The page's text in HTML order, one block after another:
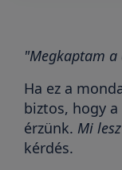
"Megkaptam
Ha ez a
biztos, hogy
érzünk. Mi
kérdés.